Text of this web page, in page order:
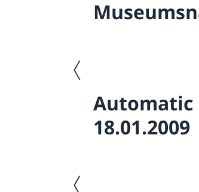
Vorheriges Bild
Automatic
18.01.2009
Vorheriges Bild